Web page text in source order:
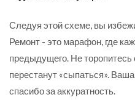
Следуя этой схеме, вы
Ремонт - это марафон, где
предыдущего. Не торопитесь
перестанут «сыпаться».
спасибо за аккуратность.